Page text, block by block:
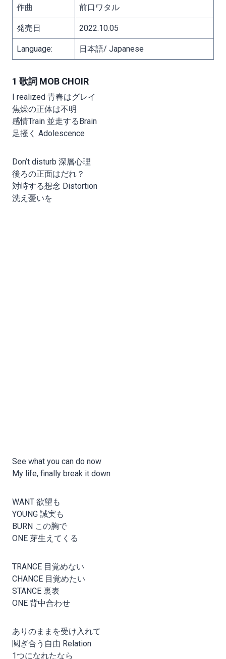
作曲 前口ワタル
発売日 2022.10.05
Language: 日本語/ Japanese
1 歌詞 MOB CHOIR
I realized 青春はグレイ
焦燥の正体は不明
感情Train 並走するBrain
足掻く Adolescence
Don’t disturb 深層心理
後ろの正面はだれ？
対峙する想念 Distortion
洗え憂いを
See what you can do now
My life, finally break it down
WANT 欲望も
YOUNG 誠実も
BURN この胸で
ONE 芽生えてくる
TRANCE 目覚めない
CHANCE 目覚めたい
STANCE 裏表
ONE 背中合わせ
ありのままを受け入れて
鬩ぎ合う自由 Relation
1つになれたなら